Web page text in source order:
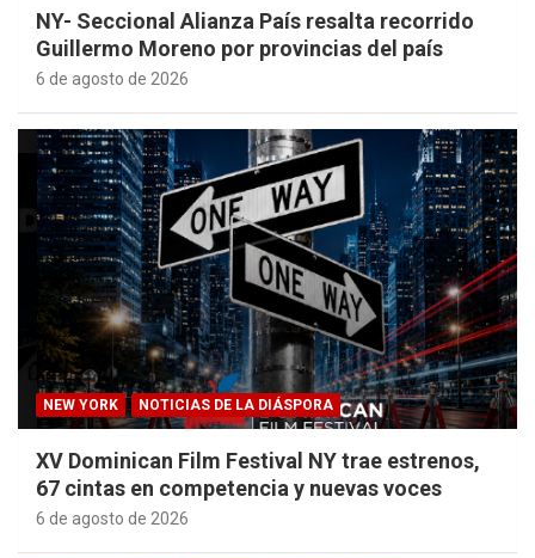
NY- Seccional Alianza País resalta recorrido
Guillermo Moreno por provincias del país
6 de agosto de 2026
NEW YORK NOTICIAS DE LA DIÁSPORA
XV Dominican Film Festival NY trae estrenos,
67 cintas en competencia y nuevas voces
6 de agosto de 2026